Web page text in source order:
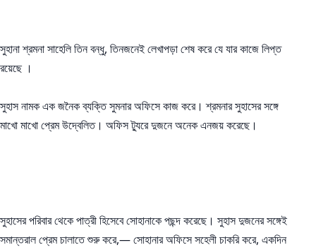
সুহানা শ্রমনা সাহেলি তিন বন্ধু, তিনজনেই লেখাপড়া শেষ করে যে যার কাজে লিপ্ত
রয়েছে ।
সুহাস নামক এক জনৈক ব্যক্তি সুমনার অফিসে কাজ করে। শ্রমনার সুহাসের সঙ্গে
মাখো মাখো প্রেম উদ্বেলিত। অফিস ট্যুরে দুজনে অনেক এনজয় করেছে।
সুহাসের পরিবার থেকে পাত্রী হিসেবে সোহানাকে পছন্দ করেছে। সুহাস দুজনের সঙ্গেই
সমান্তরাল প্রেম চালাতে শুরু করে,— সোহানার অফিসে সহেলী চাকরি করে, একদিন